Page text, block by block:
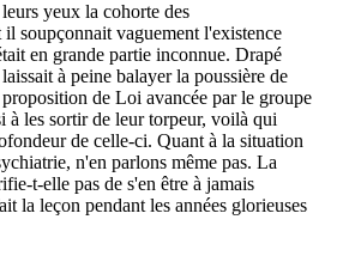
yeux la cohorte des
il soupçonnait vaguement l'existence
en grande partie inconnue. Drapé
à peine balayer la poussière de
proposition de Loi avancée par le groupe
à les sortir de leur torpeur, voilà qui
de celle-ci. Quant à la situation
n'en parlons même pas. La
t-elle pas de s'en être à jamais
la leçon pendant les années glorieuses